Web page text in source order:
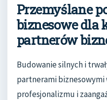
Przemyślane
biznesowe dla
partnerów
Budowanie silnych i
partnerami biznesowymi
profesjonalizmu i